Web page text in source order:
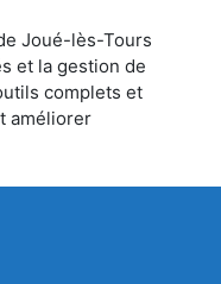
Joué-lès-Tours
et la gestion de
complets et
améliorer